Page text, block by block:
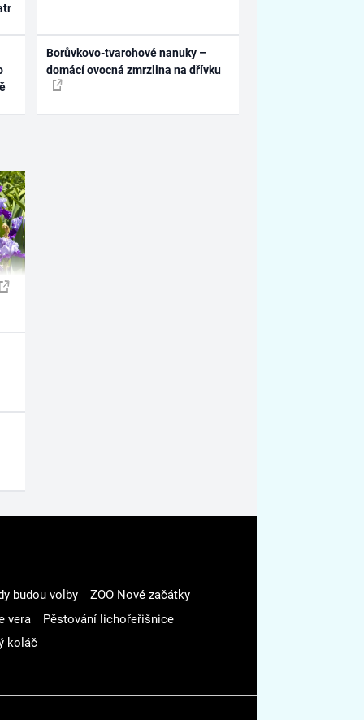
Borůvkovo-tvarohové nanuky –
domácí ovocná zmrzlina na dřívku
budou volby
ZOO Nové začátky
vera
Pěstování lichořeřišnice
koláč